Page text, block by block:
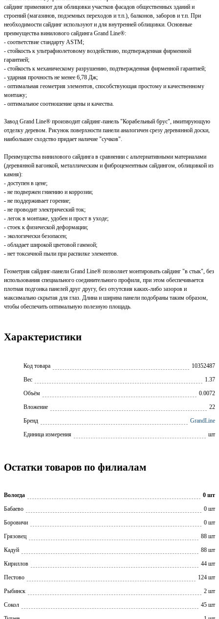
сайдинг применяют для облицовки участков фасадов общественных зданий и
строений (магазинов, подземных переходов и т.п.), балконов, заборов и т.п. При
необходимости сайдинг используют и для внутренней облицовки. Основные
преимущества винилового сайдинга Grand Line®:
- соответствие стандарту ASTM;
- стойкость к ультрафиолетовому воздействию, подтвержденная фирменной
гарантией;
- стойкость к механическому разрушению, подтвержденная фирменной гарантией;
- ударная прочность не менее 6,78 Дж;
- оптимальная геометрия элементов, способствующая простому и качественному
монтажу;
- оптимальное соотношение цены и качества.
Завод Grand Line® производит сайдинг-панель "Корабельный брус", имитирующую
отделку деревом. Рисунок поверхности панели аналогичен срезу деревянной доски,
наибольшее сходство придает наличие "сучков".
Преимущества винилового сайдинга в сравнении с альтернативными материалами
(деревянной вагонкой, металлическим и фиброцементным сайдингом, облицовкой из
камня):
- доступен в цене;
- не подвержен гниению и коррозии;
- не поддерживает горение;
- не проводит электрический ток;
- легок в монтаже, удобен и прост в уходе;
- стоек к физической деформации;
- экологически безопасен;
- обладает широкой цветовой гаммой;
- нет токсичной пыли при распилке элементов.
Геометрия сайдинг-панели Grand Line® позволяет монтировать сайдинг "в стык", без
использования специального соединительного профиля, при этом обеспечивается
плотная подгонка панелей друг другу, без отсутсвия каких-либо зазоров и
максимально скрытая для глаз. Длина и ширина панели подобраны таким образом,
чтобы обеспечить оптимальную полезную площадь.
Характеристики
Код товара
10352487
Вес
1.37
Объём
0.0072
Вложение
22
Бренд
GrandLine
Единица измерения
шт
Остатки товаров по филиалам
Вологда
0 шт
Бабаево
0 шт
Боровичи
0 шт
Грязовец
88 шт
Кадуй
88 шт
Кириллов
44 шт
Пестово
124 шт
Рыбинск
2 шт
Сокол
45 шт